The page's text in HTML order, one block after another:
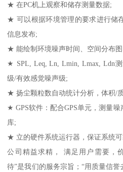
★ 在PC机上观察和储存测量数据;
★ 可以根据环境管理的要求进行储
信息发布;
★ 能绘制环境噪声时间、空间分布
★ SPL, Leq, Ln, Lmin, Lmax, Ldn
级/有效感觉噪声级;
★ 扬尘颗粒数自动统计分析，体积/
★ GPS软件：配合GPS单元，测量
库;
★ 立的硬件系统运行器，保证系统
公司精益求精， 满足用户需要，
待”是我们的服务宗旨；“用质量信